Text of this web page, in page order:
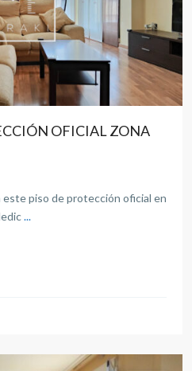
OFICIAL ZONA
piso de protección oficial en
...